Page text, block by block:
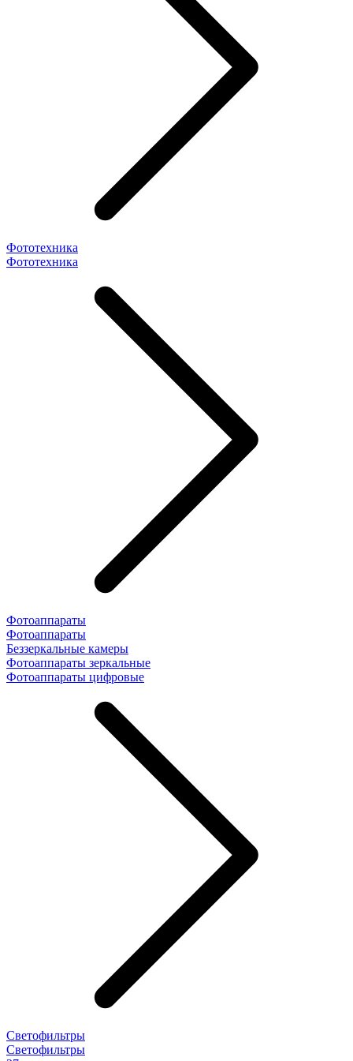
Фототехника
Фототехника
Фотоаппараты
Фотоаппараты
Беззеркальные камеры
Фотоаппараты зеркальные
Фотоаппараты цифровые
Светофильтры
Светофильтры